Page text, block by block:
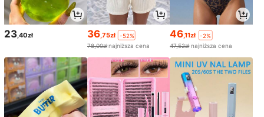
23 ,40zł 36,75zł
-52%
78,00złnajniższa cena
46,11zł
-2%
47,52zł najniższa cena